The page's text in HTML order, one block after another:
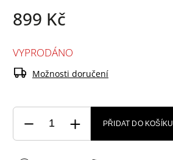
899 Kč
VYPRODÁNO
Možnosti doručení
PŘIDAT DO KOŠÍKU